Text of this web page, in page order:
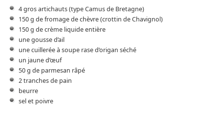
4 gros artichauts (type Camus de Bretagne)
150 g de fromage de chèvre (crottin de Chavignol)
150 g de crème liquide entière
une gousse d’ail
une cuillerée à soupe rase d’origan séché
un jaune d’œuf
50 g de parmesan râpé
2 tranches de pain
beurre
sel et poivre